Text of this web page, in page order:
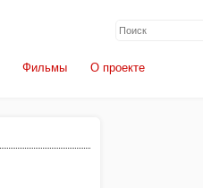
Фильмы О проекте